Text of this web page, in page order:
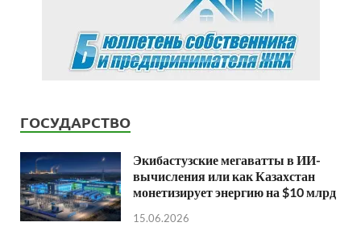
ГОСУДАРСТВО
Экибастузские мегаватты в ИИ-
вычисления или как Казахстан
монетизирует энергию на $10 млрд
15.06.2026